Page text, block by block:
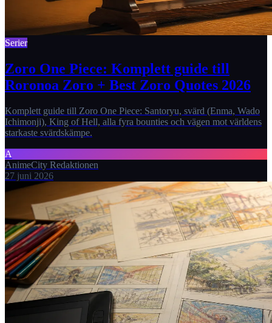
Serier
Zoro One Piece: Komplett guide till
Roronoa Zoro + Best Zoro Quotes 2026
Komplett guide till Zoro One Piece: Santoryu, svärd (Enma, Wado
Ichimonji), King of Hell, alla fyra bounties och vägen mot världens
starkaste svärdskämpe.
A
AnimeCity Redaktionen
27 juni 2026